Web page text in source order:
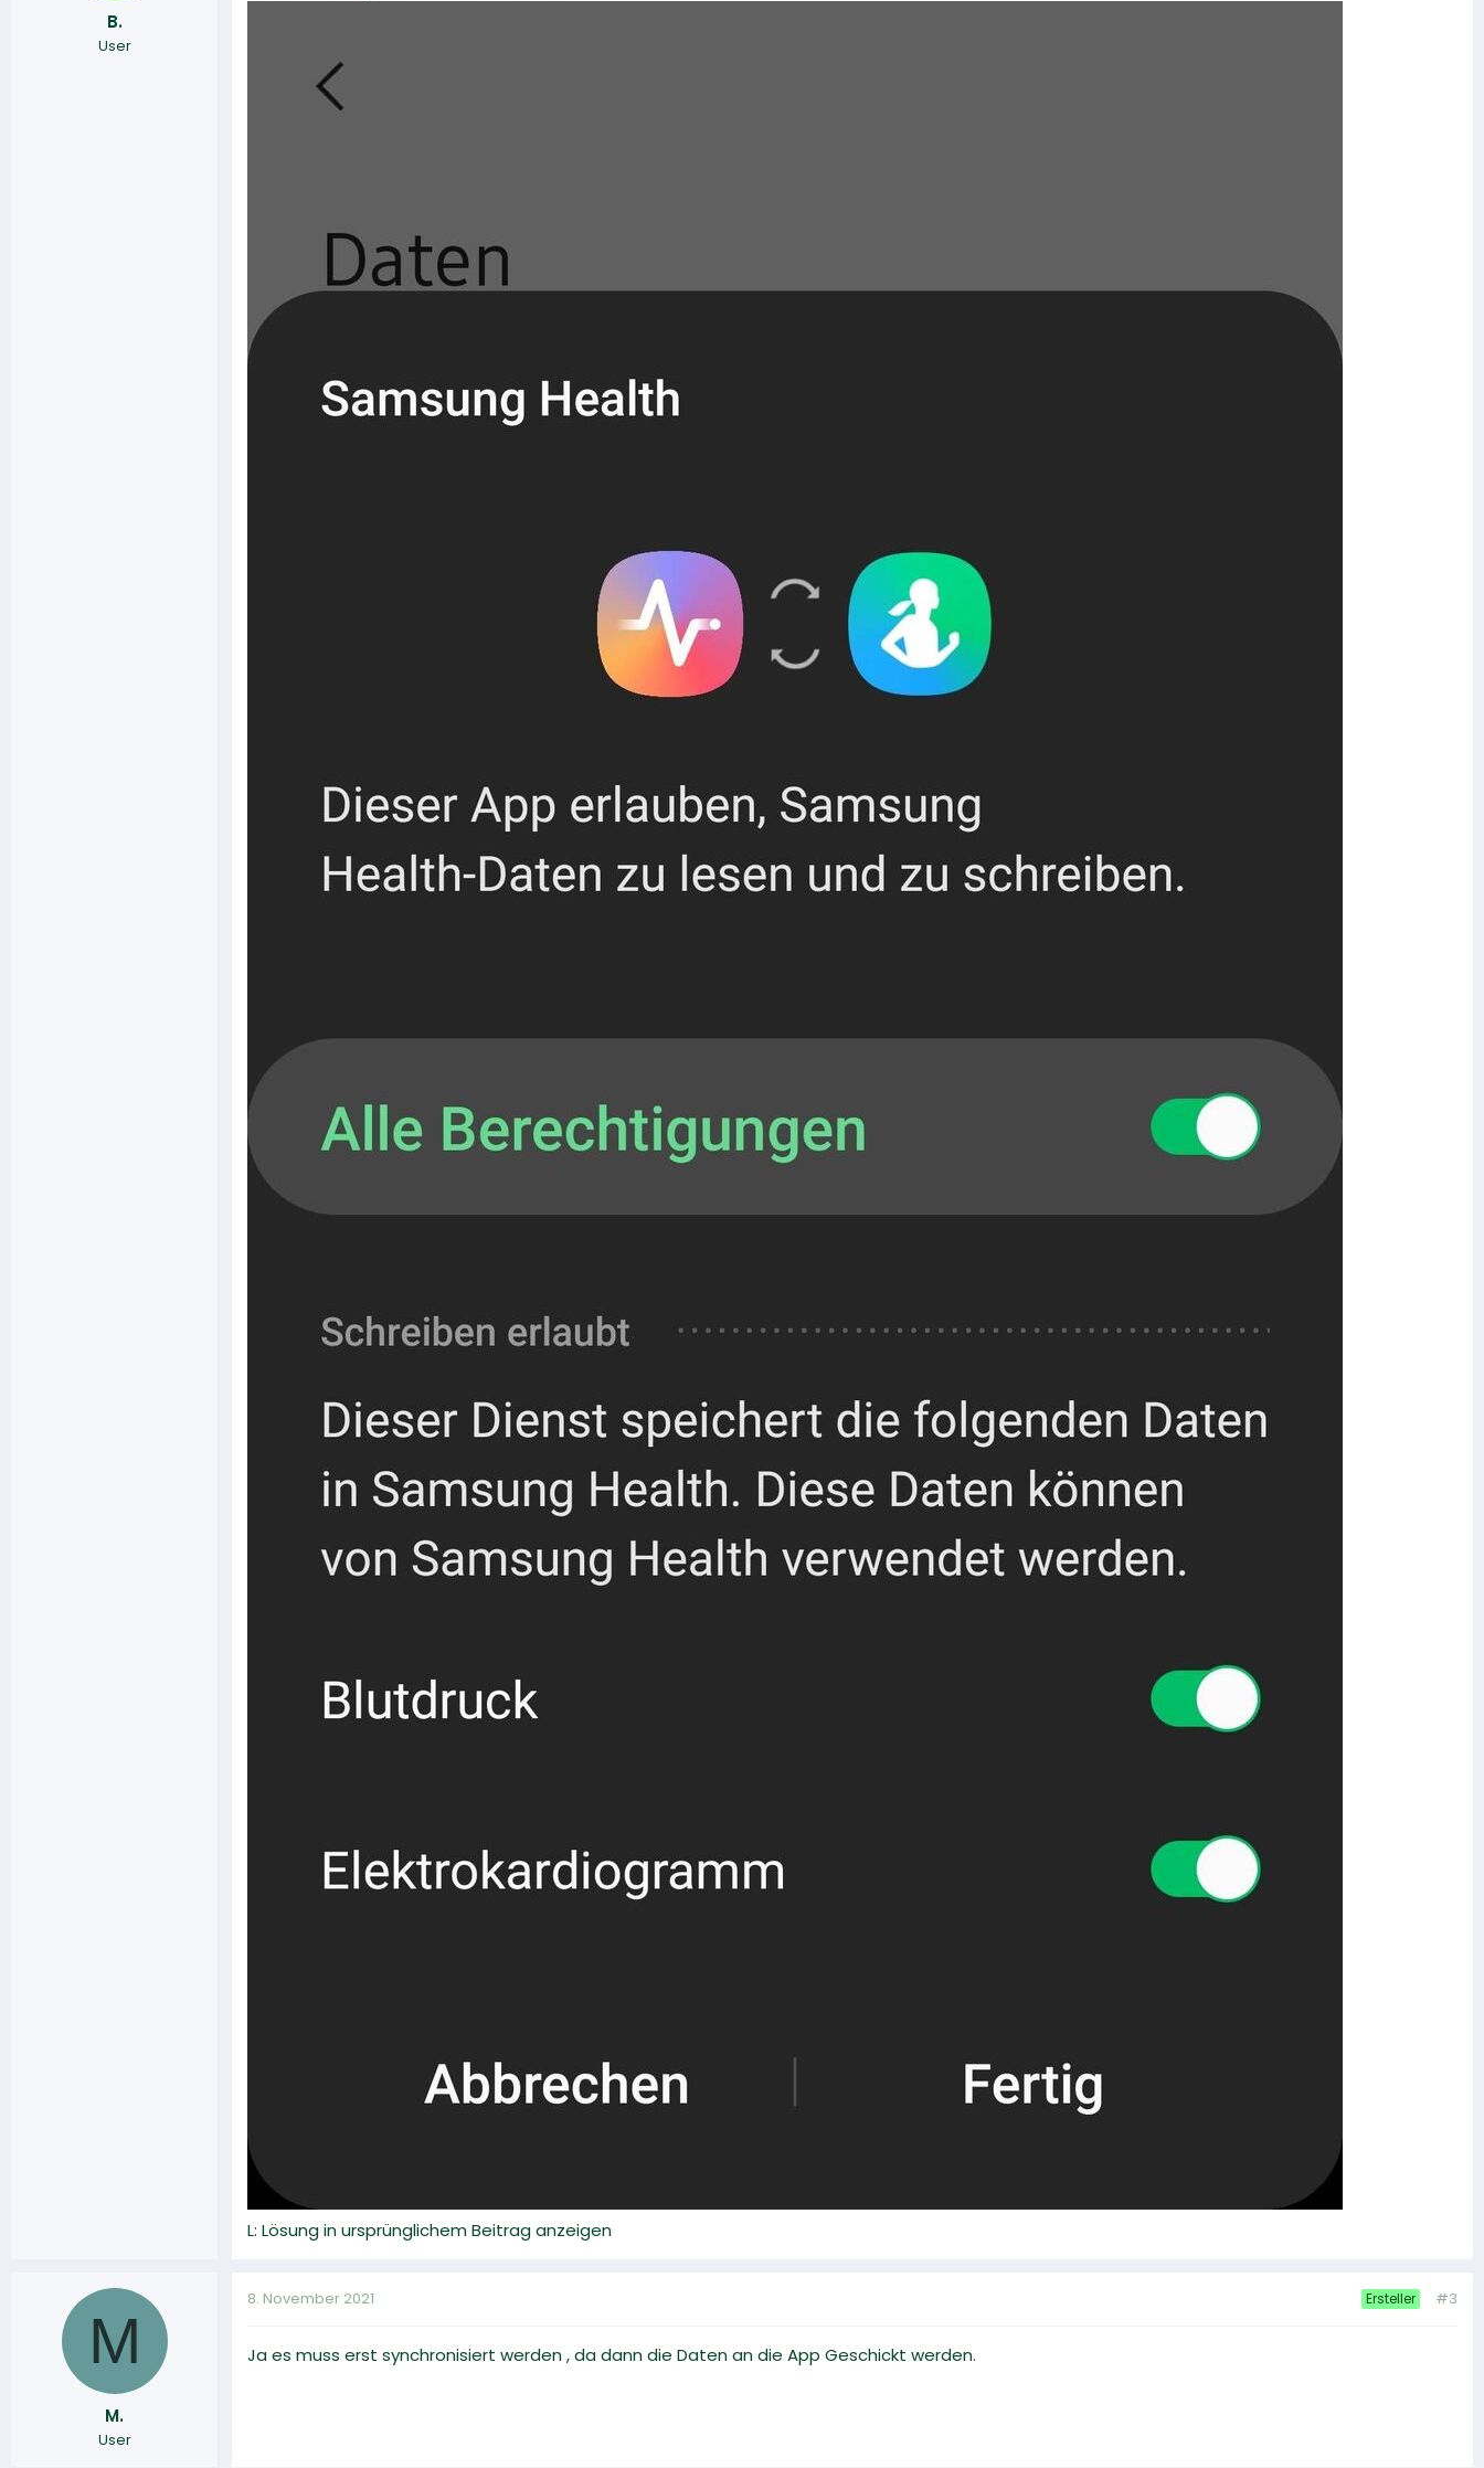
B.
User
L: Lösung in ursprünglichem Beitrag anzeigen
M
M.
User
8. November 2021 Ersteller #3
Ja es muss erst synchronisiert werden , da dann die Daten an die App Geschickt werden.